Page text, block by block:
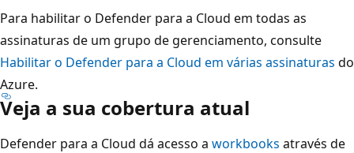
Para habilitar o Defender para a Cloud em todas as
assinaturas de um grupo de gerenciamento, consulte
Habilitar o Defender para a Cloud em várias assinaturas do
Azure.
Veja a sua cobertura atual
Defender para a Cloud dá acesso a workbooks através de